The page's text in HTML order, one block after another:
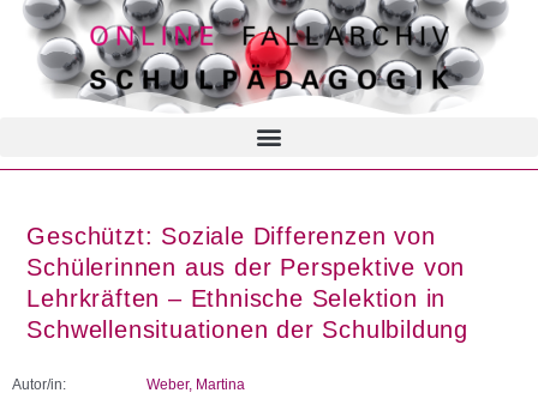
Geschützt: Soziale Differenzen von
Schülerinnen aus der Perspektive von
Lehrkräften – Ethnische Selektion in
Schwellensituationen der Schulbildung
Autor/in:
Weber, Martina